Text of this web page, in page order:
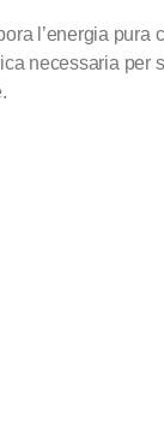
l’energia pura
necessaria per